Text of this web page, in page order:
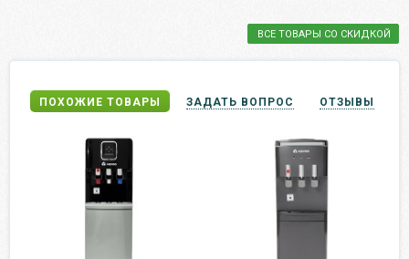
ВСЕ ТОВАРЫ СО СКИДКОЙ
ПОХОЖИЕ ТОВАРЫ ЗАДАТЬ ВОПРОС ОТЗЫВЫ